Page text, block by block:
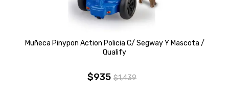
Muñeca Pinypon Action Policia C/ Segway Y Mascota /
Qualify
$1,439
El
$935
El